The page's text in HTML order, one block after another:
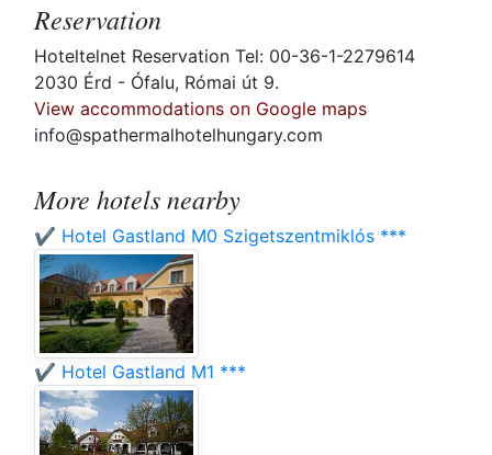
Reservation
Hoteltelnet Reservation Tel: 00-36-1-2279614
2030 Érd - Ófalu, Római út 9.
View accommodations on Google maps
info@spathermalhotelhungary.com
More hotels nearby
✔️ Hotel Gastland M0 Szigetszentmiklós ***
✔️ Hotel Gastland M1 ***